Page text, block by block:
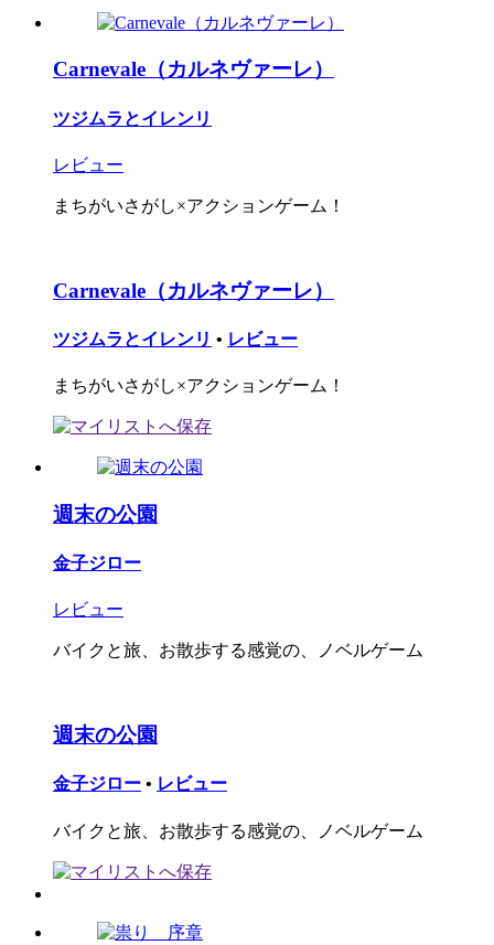
Carnevale（カルネヴァーレ）
ツジムラとイレンリ
レビュー
まちがいさがし×アクションゲーム！
Carnevale（カルネヴァーレ）
ツジムラとイレンリ • レビュー
まちがいさがし×アクションゲーム！
週末の公園
金子ジロー
レビュー
バイクと旅、お散歩する感覚の、ノベルゲーム
週末の公園
金子ジロー • レビュー
バイクと旅、お散歩する感覚の、ノベルゲーム